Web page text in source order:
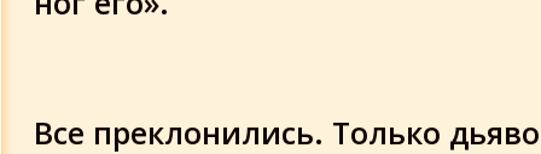
Все преклонились. Только